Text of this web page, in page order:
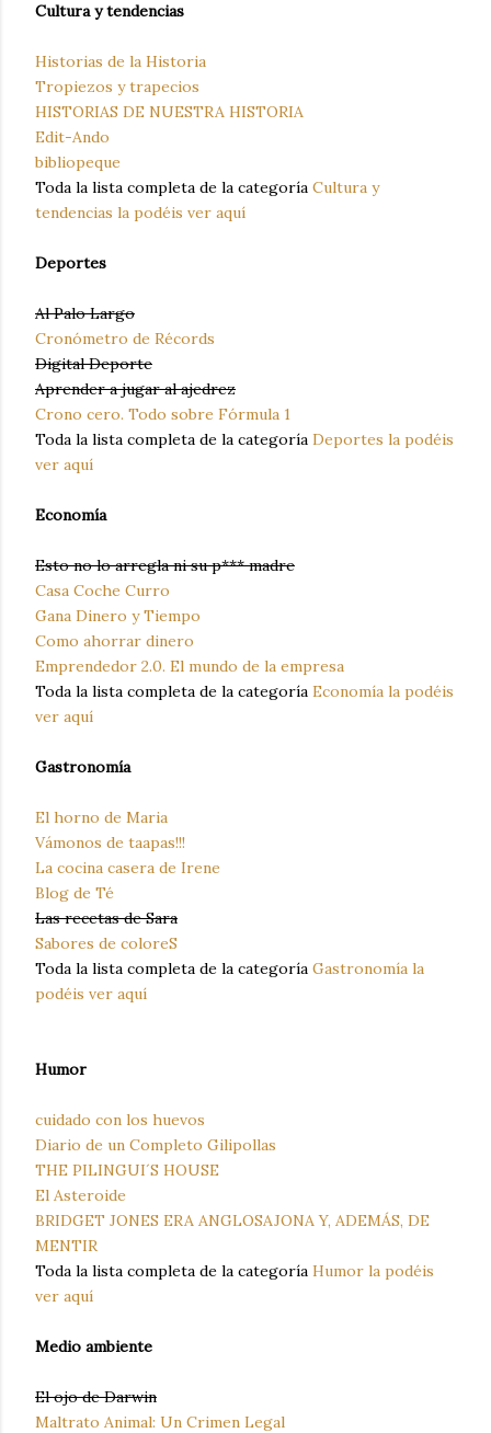
Cultura y tendencias
Historias de la Historia
Tropiezos y trapecios
HISTORIAS DE NUESTRA HISTORIA
Edit-Ando
bibliopeque
Toda la lista completa de la categoría Cultura y
tendencias la podéis ver aquí
Deportes
Al Palo Largo
Cronómetro de Récords
Digital Deporte
Aprender a jugar al ajedrez
Crono cero. Todo sobre Fórmula 1
Toda la lista completa de la categoría Deportes la podéis
ver aquí
Economía
Esto no lo arregla ni su p*** madre
Casa Coche Curro
Gana Dinero y Tiempo
Como ahorrar dinero
Emprendedor 2.0. El mundo de la empresa
Toda la lista completa de la categoría Economía la podéis
ver aquí
Gastronomía
El horno de Maria
Vámonos de taapas!!!
La cocina casera de Irene
Blog de Té
Las recetas de Sara
Sabores de coloreS
Toda la lista completa de la categoría Gastronomía la
podéis ver aquí
Humor
cuidado con los huevos
Diario de un Completo Gilipollas
THE PILINGUI´S HOUSE
El Asteroide
BRIDGET JONES ERA ANGLOSAJONA Y, ADEMÁS, DE
MENTIR
Toda la lista completa de la categoría Humor la podéis
ver aquí
Medio ambiente
El ojo de Darwin
Maltrato Animal: Un Crimen Legal